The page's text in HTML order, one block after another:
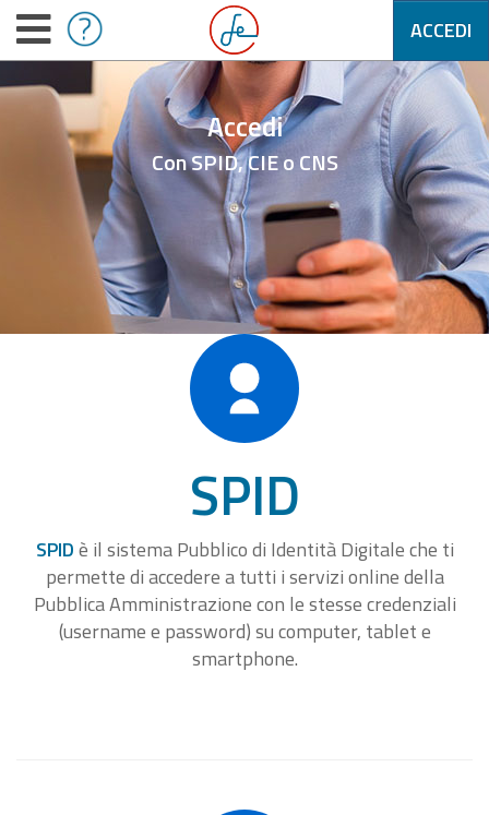
ACCEDI
Accedi
Con SPID, CIE o CNS
SPID
SPIDè il sistema Pubblico di Identità Digitale che ti
permette di accedere a tutti i servizi online della
Pubblica Amministrazione con le stesse credenziali
(username e password) su computer, tablet e
smartphone.